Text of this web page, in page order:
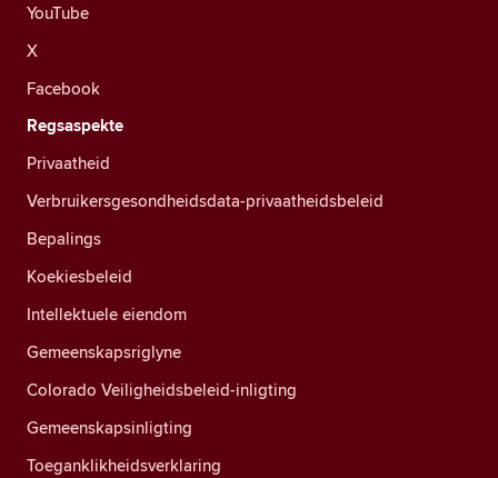
YouTube
X
Facebook
Regsaspekte
Privaatheid
Verbruikersgesondheidsdata-privaatheidsbeleid
Bepalings
Koekiesbeleid
Intellektuele eiendom
Gemeenskapsriglyne
Colorado Veiligheidsbeleid-inligting
Gemeenskapsinligting
Toeganklikheidsverklaring